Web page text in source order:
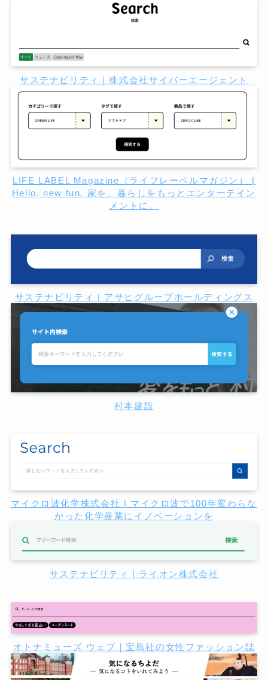
サステナビリティ｜株式会社サイバーエージェント
LIFE LABEL Magazine（ライフレーベルマガジン） |
Hello, new fun. 家を、暮らしをもっとエンターテイン
メントに。
サステナビリティ | アサヒグループホールディングス
村本建設
マイクロ波化学株式会社 | マイクロ波で100年変わらな
かった化学産業にイノベーションを
サステナビリティ | ライオン株式会社
オトナミューズ ウェブ｜宝島社の女性ファッション誌